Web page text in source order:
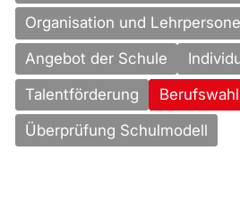
Organisation und
Angebot der Schule
Talentförderung
Berufswahl
Überprüfung Schulmodell